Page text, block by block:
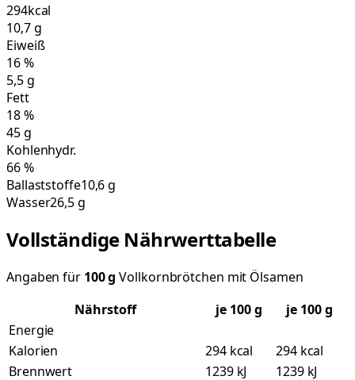
294kcal
10,7g
Eiweiß
16%
5,5g
Fett
18%
45g
Kohlenhydr.
66%
Ballaststoffe10,6 g
Wasser26,5 g
Vollständige Nährwerttabelle
Angaben für 100g Vollkornbrötchen mit Ölsamen
Nährstoff
je 100g
je 100 g
Energie
Kalorien
294 kcal
294 kcal
Brennwert
1239 kJ 1239 kJ